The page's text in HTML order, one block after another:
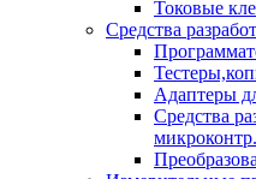
Токовые
Средства
Адаптеры
Cредства
микроконтр.